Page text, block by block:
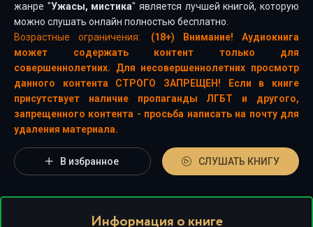
жанре "Ужасы, мистика" является лучшей книгой, которую
можно слушать онлайн полностью бесплатно.
Возрастные ограничения:
(18+) Внимание! Аудиокнига
может содержать контент только для
совершеннолетних. Для несовершеннолетних просмотр
данного контента СТРОГО ЗАПРЕЩЕН! Если в книге
присутствует наличие пропаганды ЛГБТ и другого,
запрещенного контента - просьба написать на почту для
удаления материала.
В избранное СЛУШАТЬ КНИГУ
Информация о книге